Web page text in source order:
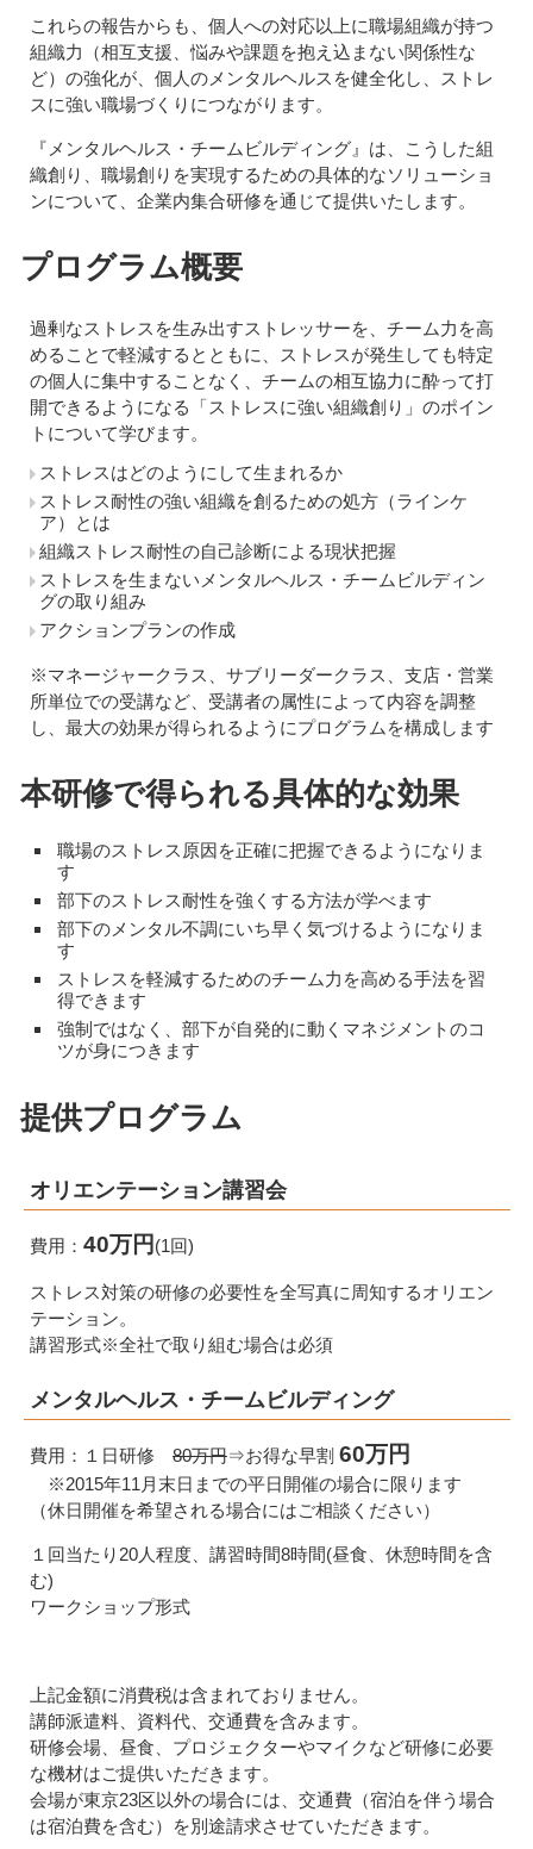
これらの報告からも、個人への対応以上に職場組織が持つ
組織力（相互支援、悩みや課題を抱え込まない関係性な
ど）の強化が、個人のメンタルヘルスを健全化し、ストレ
スに強い職場づくりにつながります。
『メンタルヘルス・チームビルディング』は、こうした組
織創り、職場創りを実現するための具体的なソリューショ
ンについて、企業内集合研修を通じて提供いたします。
プログラム概要
過剰なストレスを生み出すストレッサーを、チーム力を高
めることで軽減するとともに、ストレスが発生しても特定
の個人に集中することなく、チームの相互協力に酔って打
開できるようになる「ストレスに強い組織創り」のポイン
トについて学びます。
ストレスはどのようにして生まれるか
ストレス耐性の強い組織を創るための処方（ラインケ
ア）とは
組織ストレス耐性の自己診断による現状把握
ストレスを生まないメンタルヘルス・チームビルディン
グの取り組み
アクションプランの作成
※マネージャークラス、サブリーダークラス、支店・営業
所単位での受講など、受講者の属性によって内容を調整
し、最大の効果が得られるようにプログラムを構成します
本研修で得られる具体的な効果
職場のストレス原因を正確に把握できるようになりま
す
部下のストレス耐性を強くする方法が学べます
部下のメンタル不調にいち早く気づけるようになりま
す
ストレスを軽減するためのチーム力を高める手法を習
得できます
強制ではなく、部下が自発的に動くマネジメントのコ
ツが身につきます
提供プログラム
オリエンテーション講習会
費用： 40万円 (1回)
ストレス対策の研修の必要性を全写真に周知するオリエン
テーション。
講習形式※全社で取り組む場合は必須
メンタルヘルス・チームビルディング
費用：１日研修 80万円⇒お得な早割 60万円
※2015年11月末日までの平日開催の場合に限ります
（休日開催を希望される場合にはご相談ください）
１回当たり20人程度、講習時間8時間(昼食、休憩時間を含
む)
ワークショップ形式
上記金額に消費税は含まれておりません。
講師派遣料、資料代、交通費を含みます。
研修会場、昼食、プロジェクターやマイクなど研修に必要
な機材はご提供いただきます。
会場が東京23区以外の場合には、交通費（宿泊を伴う場合
は宿泊費を含む）を別途請求させていただきます。